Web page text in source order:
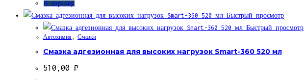
В корзину
Быстрый просмотр
Быстрый просмотр
Автохимия Смазки
Смазка адгезионная для высоких нагрузок Smart-360 520 мл
510,00 ₽